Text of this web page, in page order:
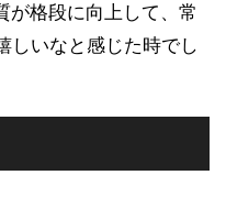
が格段に向上して、常
しいなと感じた時でし